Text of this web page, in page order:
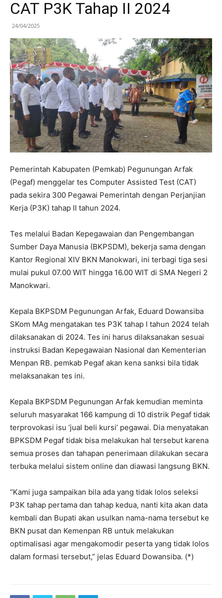
CAT P3K Tahap II 2024
24/04/2025
Pemerintah Kabupaten (Pemkab) Pegunungan Arfak
(Pegaf) menggelar tes Computer Assisted Test (CAT)
pada sekira 300 Pegawai Pemerintah dengan Perjanjian
Kerja (P3K) tahap II tahun 2024.
Tes melalui Badan Kepegawaian dan Pengembangan
Sumber Daya Manusia (BKPSDM), bekerja sama dengan
Kantor Regional XIV BKN Manokwari, ini terbagi tiga sesi
mulai pukul 07.00 WIT hingga 16.00 WIT di SMA Negeri 2
Manokwari.
Kepala BKPSDM Pegunungan Arfak, Eduard Dowansiba
SKom MAg mengatakan tes P3K tahap I tahun 2024 telah
dilaksanakan di 2024. Tes ini harus dilaksanakan sesuai
instruksi Badan Kepegawaian Nasional dan Kementerian
Menpan RB. pemkab Pegaf akan kena sanksi bila tidak
melaksanakan tes ini.
Kepala BKPSDM Pegunungan Arfak kemudian meminta
seluruh masyarakat 166 kampung di 10 distrik Pegaf tidak
terprovokasi isu ‘jual beli kursi’ pegawai. Dia menyatakan
BPKSDM Pegaf tidak bisa melakukan hal tersebut karena
semua proses dan tahapan penerimaan dilakukan secara
terbuka melalui sistem online dan diawasi langsung BKN.
“Kami juga sampaikan bila ada yang tidak lolos seleksi
P3K tahap pertama dan tahap kedua, nanti kita akan data
kembali dan Bupati akan usulkan nama-nama tersebut ke
BKN pusat dan Kemenpan RB untuk melakukan
optimalisasi agar mengakomodir peserta yang tidak lolos
dalam formasi tersebut,” jelas Eduard Dowansiba. (*)